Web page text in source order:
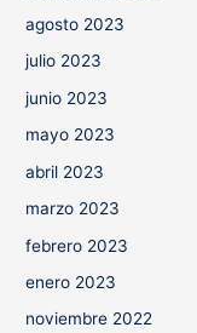
agosto 2023
julio 2023
junio 2023
mayo 2023
abril 2023
marzo 2023
febrero 2023
enero 2023
noviembre 2022